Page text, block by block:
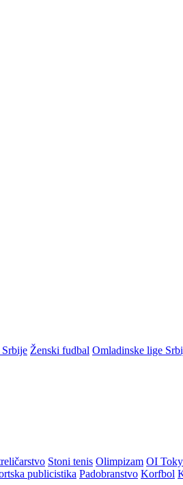
Ženski fudbal Omladinske lige
Stoni tenis Olimpizam OI
publicistika Padobranstvo Korfbol